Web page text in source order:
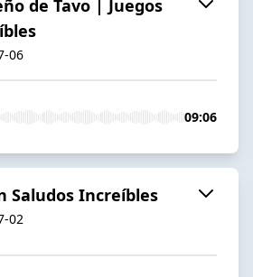
de Tavo | Juegos
06
09:06
Saludos Increíbles
02